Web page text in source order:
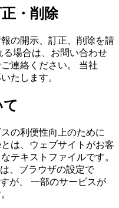
・削除
の開示、訂正、削除を請
場合は、お問い合わせ
連絡ください。 当社
たします。
の利便性向上のために
は、ウェブサイトがお客
テキストファイルです。
、ブラウザの設定で
が、 一部のサービスが